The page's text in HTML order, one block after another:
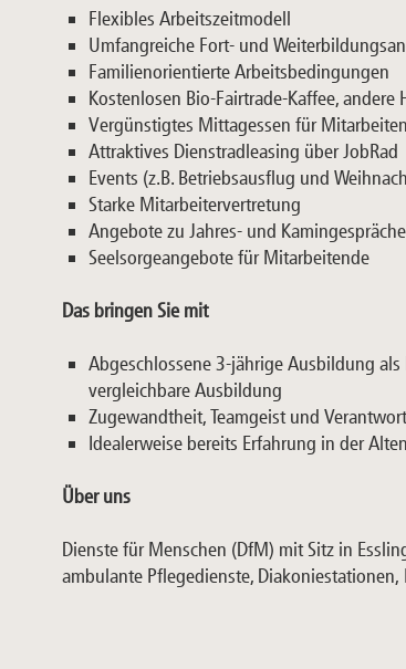
Flexibles Arbeitszeitmodell
Umfangreiche Fort- und
Familienorientierte Arbeitsbedingungen
Kostenlosen Bio-Fairtrade-Kaffee, andere
Vergünstigtes Mittagessen für
Attraktives Dienstradleasing über JobRad
Events (z.B. Betriebsausflug und
Starke Mitarbeitervertretung
Angebote zu Jahres- und
Seelsorgeangebote für Mitarbeitende
Das bringen Sie mit
Abgeschlossene 3-jährige Ausbildung
vergleichbare Ausbildung
Zugewandtheit, Teamgeist und
Idealerweise bereits Erfahrung in der
Über uns
Dienste für Menschen (DfM) mit Sitz in
ambulante Pflegedienste,